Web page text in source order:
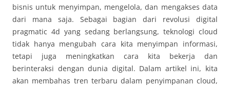
bisnis untuk menyimpan, mengelola, dan mengakses data
dari mana saja. Sebagai bagian dari revolusi digital
pragmatic 4d yang sedang berlangsung, teknologi cloud
tidak hanya mengubah cara kita menyimpan informasi,
tetapi juga meningkatkan cara kita bekerja dan
berinteraksi dengan dunia digital. Dalam artikel ini, kita
akan membahas tren terbaru dalam penyimpanan cloud,